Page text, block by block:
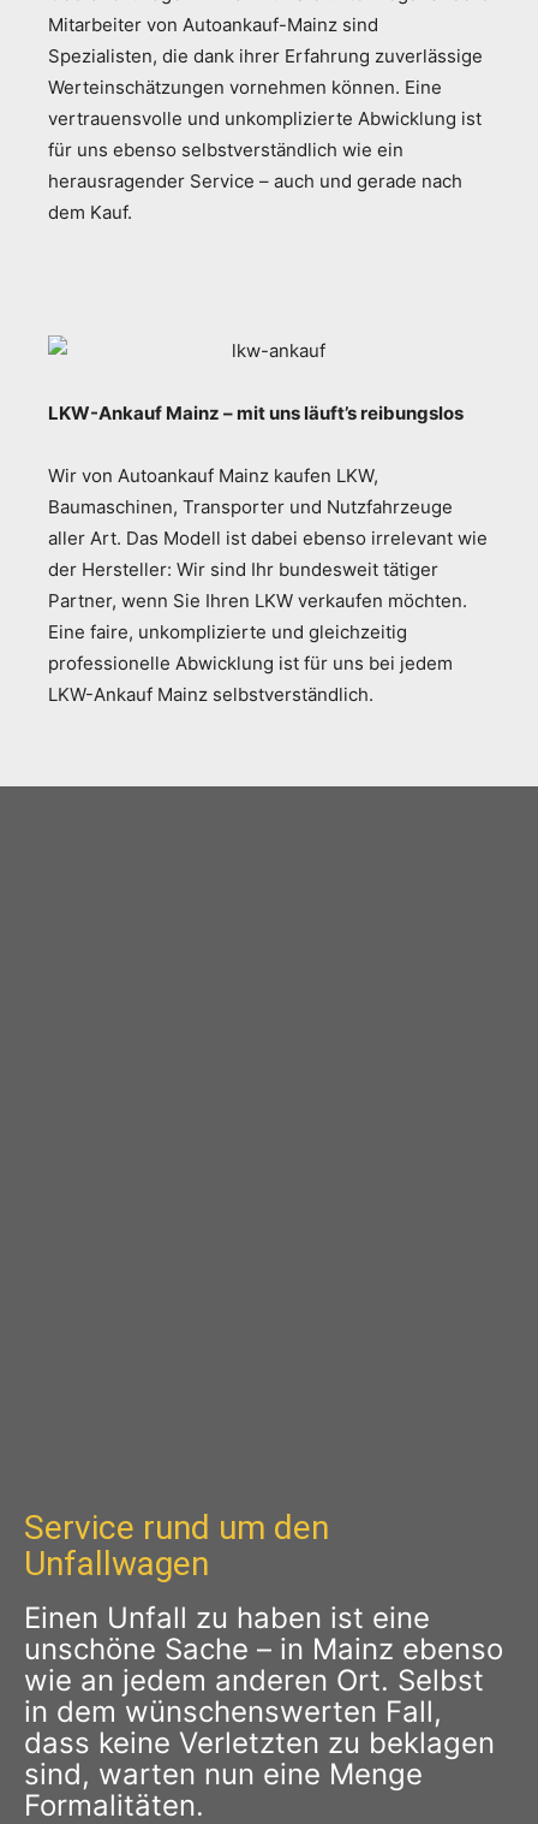
Mitarbeiter von Autoankauf-Mainz sind
Spezialisten, die dank ihrer Erfahrung zuverlässige
Werteinschätzungen vornehmen können. Eine
vertrauensvolle und unkomplizierte Abwicklung ist
für uns ebenso selbstverständlich wie ein
herausragender Service – auch und gerade nach
dem Kauf.
LKW-Ankauf Mainz – mit uns läuft’s reibungslos
Wir von Autoankauf Mainz kaufen LKW,
Baumaschinen, Transporter und Nutzfahrzeuge
aller Art. Das Modell ist dabei ebenso irrelevant wie
der Hersteller: Wir sind Ihr bundesweit tätiger
Partner, wenn Sie Ihren LKW verkaufen möchten.
Eine faire, unkomplizierte und gleichzeitig
professionelle Abwicklung ist für uns bei jedem
LKW-Ankauf Mainz selbstverständlich.
Service rund um den
Unfallwagen
Einen Unfall zu haben ist eine
unschöne Sache – in Mainz ebenso
wie an jedem anderen Ort. Selbst
in dem wünschenswerten Fall,
dass keine Verletzten zu beklagen
sind, warten nun eine Menge
Formalitäten.